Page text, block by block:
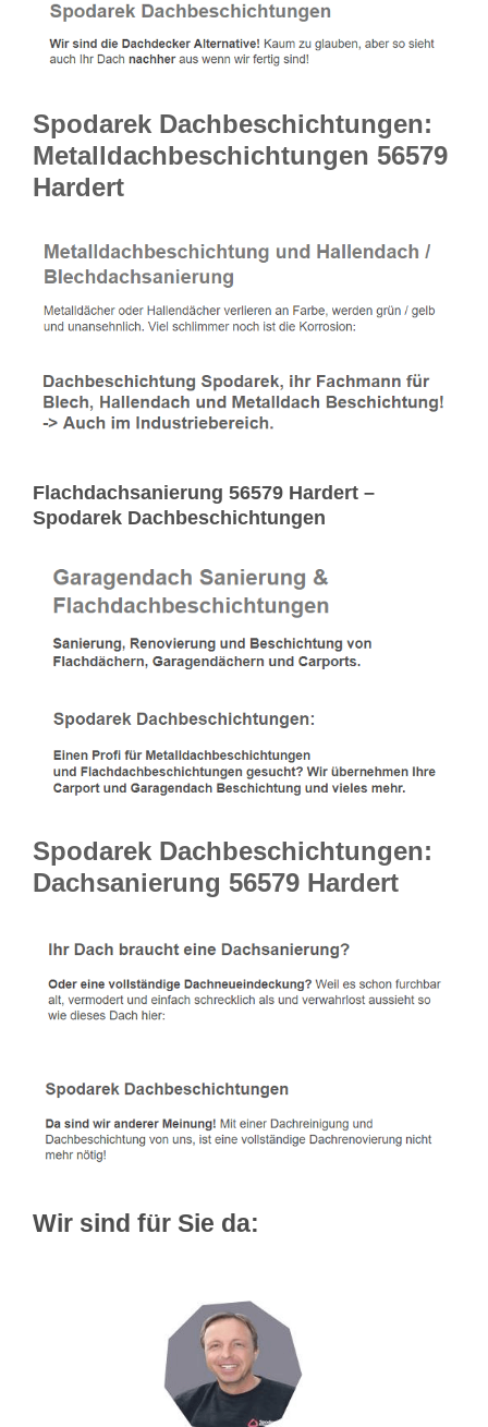
Spodarek Dachbeschichtungen:
Metalldachbeschichtungen 56579
Hardert
Flachdachsanierung 56579 Hardert –
Spodarek Dachbeschichtungen
Spodarek Dachbeschichtungen:
Dachsanierung 56579 Hardert
Wir sind für Sie da: